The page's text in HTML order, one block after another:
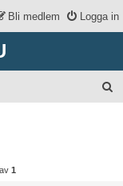
Logga in
Bli medlem
av 1